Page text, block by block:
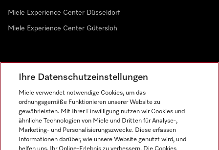
Miele Experience Center Düsseldorf
Miele Experience Center Gütersloh
Ihre Datenschutzeinstellungen
Miele verwendet notwendige Cookies, um das
ordnungsgemäße Funktionieren unserer Website zu
gewährleisten. Mit Ihrer Einwilligung nutzen wir Cookies und
ähnliche Technologien von Miele und Dritten für Analyse-,
Marketing- und Personalisierungszwecke. Diese erfassen
Informationen darüber, wie unsere Website genutzt wird, und